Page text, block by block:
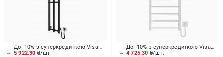
5 922.30 ₴/шт.
До -10% з суперкредиткою Visa Вигода
4 725.30 ₴/шт.
До -10% з суперкредиткою Visa Вигода